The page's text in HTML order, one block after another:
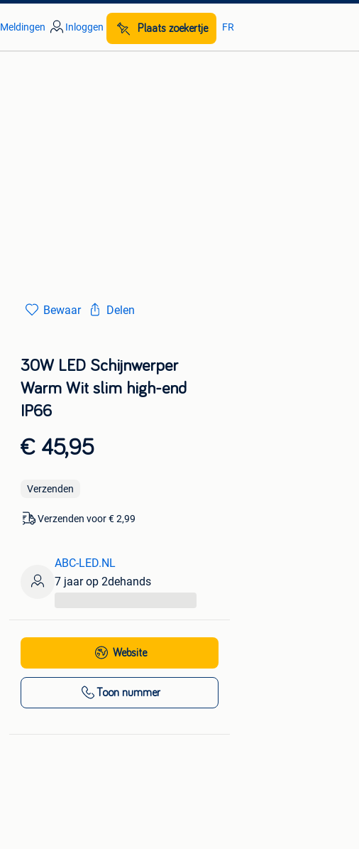
Meldingen Inloggen Plaats zoekertje FR
Bewaar Delen
30W LED Schijnwerper
Warm Wit slim high-end
IP66
€ 45,95
Verzenden
Verzenden voor € 2,99
ABC-LED.NL
7 jaar op 2dehands
Website
Toon nummer